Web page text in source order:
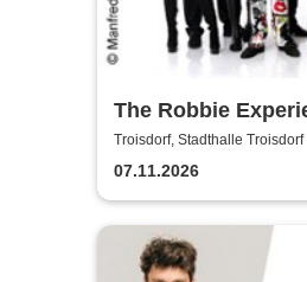
The Robbie
Troisdorf, Stadthalle Troisdorf
07.11.2026